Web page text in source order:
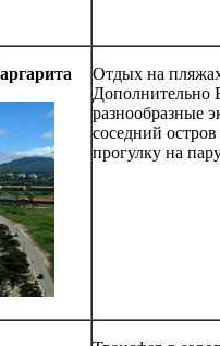
Отдых на
Дополнительно
разнообразные
соседний
прогулку на